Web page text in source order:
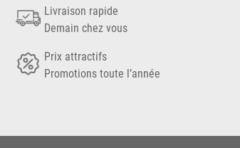
Livraison rapide
Demain chez vous
Prix attractifs
Promotions toute l’année